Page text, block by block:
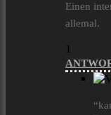
Einen
allemal.
1